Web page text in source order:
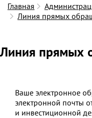
Главная
Линия прямых
Линия прямых
Ваше электронное
электронной почты
и инвестиционной